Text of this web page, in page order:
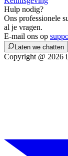
Hulp nodig?
Ons professionele
al je vragen.
E-mail ons op
Laten we chatten
Copyright @ 2026